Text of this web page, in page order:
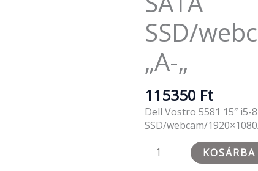
SSD/
„A-„
115350 Ft
Dell Vostro 5581 15″ i5-
SSD/webcam/